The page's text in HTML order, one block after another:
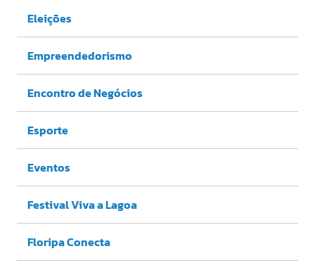
Eleições
Empreendedorismo
Encontro de Negócios
Esporte
Eventos
Festival Viva a Lagoa
Floripa Conecta